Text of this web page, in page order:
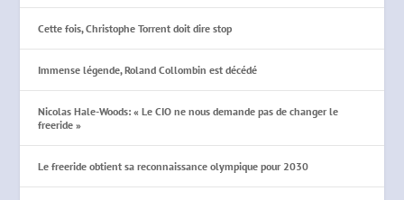
Cette fois, Christophe Torrent doit dire stop
Immense légende, Roland Collombin est décédé
Nicolas Hale-Woods: « Le CIO ne nous demande pas de changer le
freeride »
Le freeride obtient sa reconnaissance olympique pour 2030